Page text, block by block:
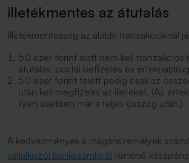
illetékmentes az átutalás
Illetékmentesség az alábbi tranzakcióknál
50 ezer forint alatt nem kell tranzakciós
átutalás, postai befizetés és
50 ezer forint felett pedig csak az
után kell megfizetni az illetéket. (Az
ilyen esetben már a teljes összeg után.)
A kedvezmények a magánszemélyek
vállalkozói bankszámláról történő